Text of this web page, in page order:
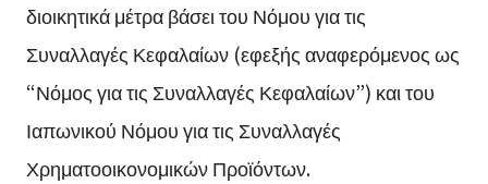
διοικητικά μέτρα βάσει του Νόμου για τις
Συναλλαγές Κεφαλαίων (εφεξής αναφερόμενος ως
“Νόμος για τις Συναλλαγές Κεφαλαίων”) και του
Ιαπωνικού Νόμου για τις Συναλλαγές
Χρηματοοικονομικών Προϊόντων.